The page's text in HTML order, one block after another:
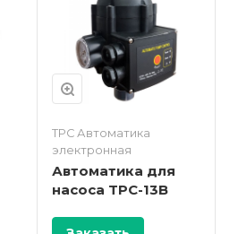
TPC Автоматика
электронная
Автоматика для
насоса TPC-13B